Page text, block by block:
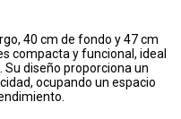
40 cm de fondo y 47 cm
compacta y funcional, ideal
diseño proporciona un
ocupando un espacio